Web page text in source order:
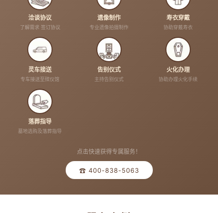
洽谈协议
了解需求 签订协议
遗像制作
专业遗像拍摄制作
寿衣穿戴
协助穿戴寿衣
灵车接送
专车接送至殡仪馆
告别仪式
主持告别仪式
火化办理
协助办理火化手续
落葬指导
墓地选购及落葬指导
点击快速获得专属服务！
☎ 400-838-5063